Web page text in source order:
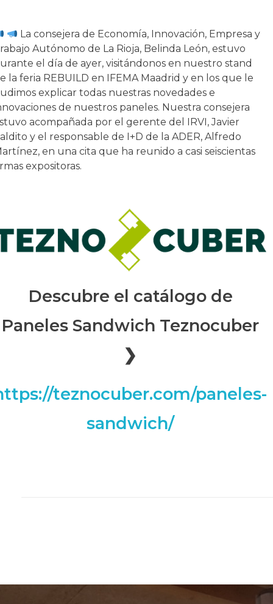
La consejera de Economía, Innovación, Empresa y
Autónomo de La Rioja, Belinda León, estuvo
el día de ayer, visitándonos en nuestro stand
la feria REBUILD en IFEMA Maadrid y en los que le
explicar todas nuestras novedades e
de nuestros paneles. Nuestra consejera
acompañada por el gerente del IRVI, Javier
y el responsable de I+D de la ADER, Alfredo
en una cita que ha reunido a casi seiscientas
expositoras.
Descubre el catálogo de
Paneles Sandwich Teznocuber
❯
teznocuber.com/paneles-
sandwich/